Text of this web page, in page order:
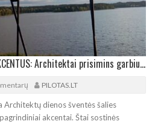
DĖLIOJA LIEPOS 1-OSIOS AKCENTUS: Architektai prisimins garbius kolegas bei jungsis bendrai kelionei
PILOTAS.LT
dienos šventės šalies
akcentai. Štai sostinės